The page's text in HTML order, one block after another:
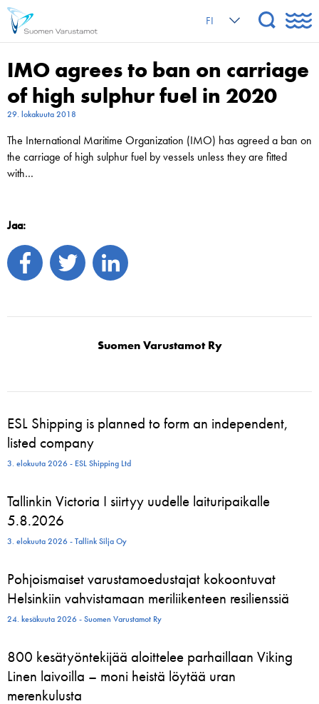
FI
IMO agrees to ban on carriage
of high sulphur fuel in 2020
29. lokakuuta 2018
The International Maritime Organization (IMO) has agreed a ban on
the carriage of high sulphur fuel by vessels unless they are fitted
with…
Jaa:
Suomen Varustamot Ry
ESL Shipping is planned to form an independent,
listed company
3. elokuuta 2026 - ESL Shipping Ltd
Tallinkin Victoria I siirtyy uudelle laituripaikalle
5.8.2026
3. elokuuta 2026 - Tallink Silja Oy
Pohjoismaiset varustamoedustajat kokoontuvat
Helsinkiin vahvistamaan meriliikenteen resilienssiä
24. kesäkuuta 2026 - Suomen Varustamot Ry
800 kesätyöntekijää aloittelee parhaillaan Viking
Linen laivoilla – moni heistä löytää uran
merenkulusta